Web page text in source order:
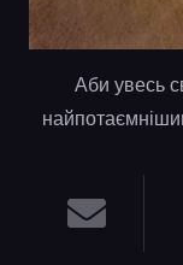
Аби увесь